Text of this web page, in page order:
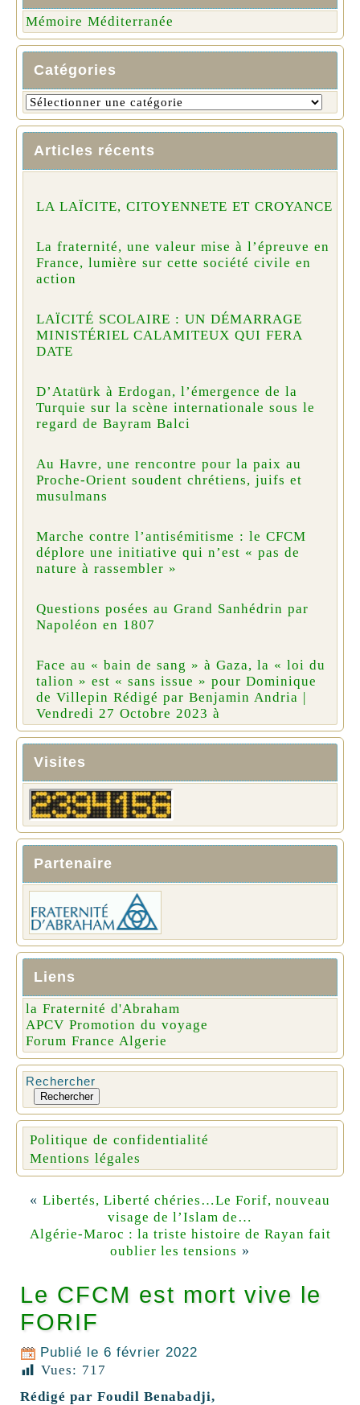
Mémoire Méditerranée
Catégories
Articles récents
LA LAÏCITE, CITOYENNETE ET CROYANCE
La fraternité, une valeur mise à l’épreuve en
France, lumière sur cette société civile en
action
LAÏCITÉ SCOLAIRE : UN DÉMARRAGE
MINISTÉRIEL CALAMITEUX QUI FERA
DATE
D’Atatürk à Erdogan, l’émergence de la
Turquie sur la scène internationale sous le
regard de Bayram Balci
Au Havre, une rencontre pour la paix au
Proche-Orient soudent chrétiens, juifs et
musulmans
Marche contre l’antisémitisme : le CFCM
déplore une initiative qui n’est « pas de
nature à rassembler »
Questions posées au Grand Sanhédrin par
Napoléon en 1807
Face au « bain de sang » à Gaza, la « loi du
talion » est « sans issue » pour Dominique
de Villepin Rédigé par Benjamin Andria |
Vendredi 27 Octobre 2023 à
Visites
Partenaire
Liens
la Fraternité d'Abraham
APCV Promotion du voyage
Forum France Algerie
Rechercher
Rechercher
Politique de confidentialité
Mentions légales
« Libertés, Liberté chéries…Le Forif, nouveau
visage de l’Islam de…
Algérie-Maroc : la triste histoire de Rayan fait
oublier les tensions »
Le CFCM est mort vive le
FORIF
Publié le 6 février 2022
Vues: 717
Rédigé par Foudil Benabadji,